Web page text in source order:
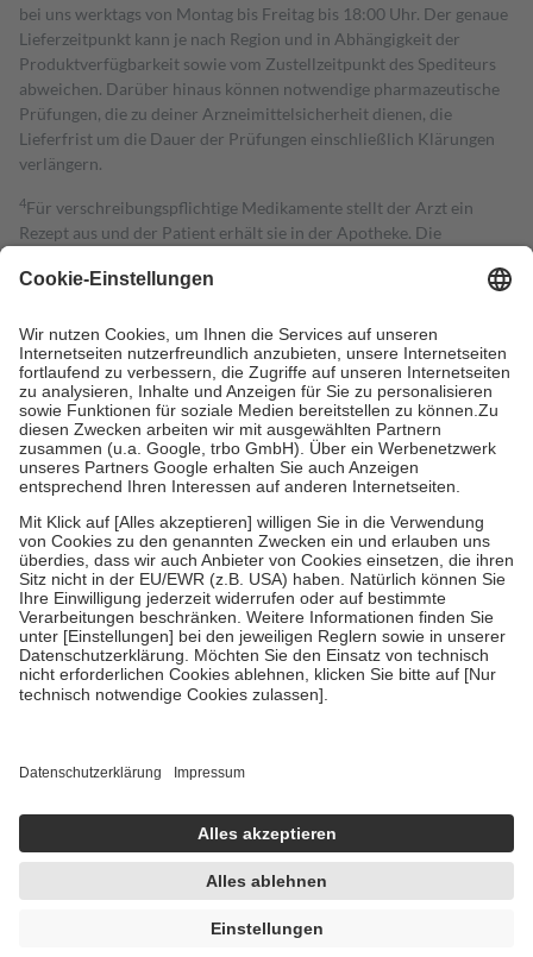
bei uns werktags von Montag bis Freitag bis 18:00 Uhr. Der genaue
Lieferzeitpunkt kann je nach Region und in Abhängigkeit der
Produktverfügbarkeit sowie vom Zustellzeitpunkt des Spediteurs
abweichen. Darüber hinaus können notwendige pharmazeutische
Prüfungen, die zu deiner Arzneimittelsicherheit dienen, die
Lieferfrist um die Dauer der Prüfungen einschließlich Klärungen
verlängern.
4Für verschreibungspflichtige Medikamente stellt der Arzt ein
Rezept aus und der Patient erhält sie in der Apotheke. Die
Kosten dafür, der Versicherte trägt einen Teil davon als Zuzahlung
Grundsätzlich leisten Mitglieder Zuzahlungen in Höhe von zehn
Prozent des Abgabepreises,mindestensjedochfünf Euround
höchstens zehn Euro.Es sind jedoch nie mehr als die tatsächlichen
Kosten der Leistung zu entrichten.
Diese Regeln gelten grundsätzlich auch für Online-Apotheken.
Bei Heilmitteln und häuslicher Krankenpflege beträgt die
Zuzahlung zehn Prozent der Kosten sowie zehn Euro je
Um das Engagement der Versicherten für ihre eigene Gesundheit zu
stärken und die besondere Stellung der Familie zu unterstützen,
fallenkeine Zuzahlungen an bei:
• Kindern und Jugendlichen bis zum vollendeten 18. Lebensjahr
mit Ausnahme der Fahrkosten
• Untersuchungen zur Vorsorge und Früherkennung, die von der
GKV getragen werden
• empfohlenen Schutzimpfungen
Wir nutzen Trusted Shops als unabhängigen Dienstleister für die
getroffen, um sicherzustellen, dass es sich um echte Bewertungen
handelt. Mehr Informationen findest du hier:
https://help.etrusted.com/hc/de/articles/4419944605341
Einige Bilder und Inhalte wurden unter Zuhilfenahme künstlicher